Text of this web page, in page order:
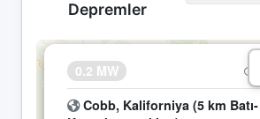
Depremler
0.2 MW
Cobb, Kaliforniya (5 km Batı-